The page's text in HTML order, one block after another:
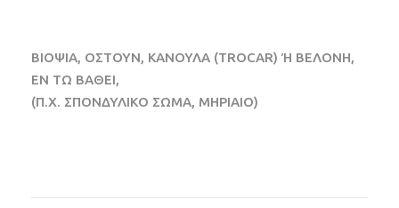
ΒΙΟΨΙΑ, ΟΣΤΟΥΝ, ΚΑΝΟΥΛΑ (TROCAR) Ή ΒΕΛΟΝΗ,
ΕΝ ΤΩ ΒΑΘΕΙ,
(Π.Χ. ΣΠΟΝΔΥΛΙΚΟ ΣΩΜΑ, ΜΗΡΙΑΙΟ)